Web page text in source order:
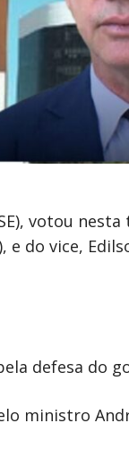
votou nesta
do vice,
defesa do
ministro